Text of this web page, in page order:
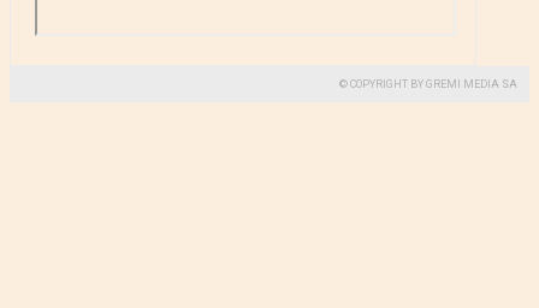
© COPYRIGHT BY GREMI MEDIA SA